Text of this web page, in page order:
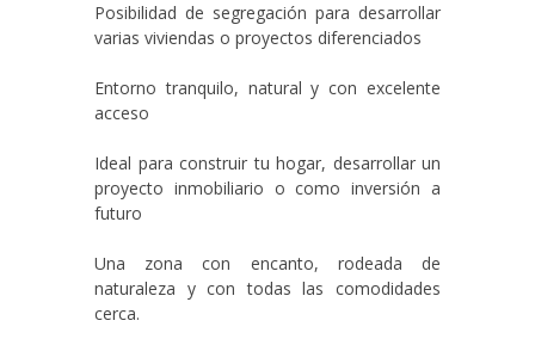
Posibilidad de segregación para desarrollar
varias viviendas o proyectos diferenciados
Entorno tranquilo, natural y con excelente
acceso
Ideal para construir tu hogar, desarrollar un
proyecto inmobiliario o como inversión a
futuro
Una zona con encanto, rodeada de
naturaleza y con todas las comodidades
cerca.